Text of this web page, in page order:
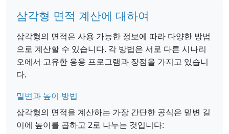
삼각형 면적 계산에 대하여
삼각형의 면적은 사용 가능한 정보에 따라 다양한 방법
으로 계산할 수 있습니다. 각 방법은 서로 다른 시나리
오에서 고유한 응용 프로그램과 장점을 가지고 있습니
다.
밑변과 높이 방법
삼각형의 면적을 계산하는 가장 간단한 공식은 밑변 길
이에 높이를 곱하고 2로 나누는 것입니다: